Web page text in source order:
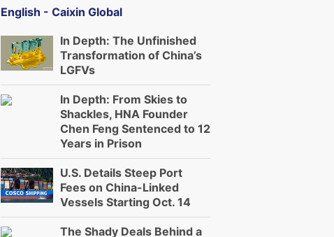
English - Caixin Global
In Depth: The Unfinished
Transformation of China’s
LGFVs
In Depth: From Skies to
Shackles, HNA Founder
Chen Feng Sentenced to 12
Years in Prison
U.S. Details Steep Port
Fees on China-Linked
Vessels Starting Oct. 14
The Shady Deals Behind a